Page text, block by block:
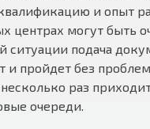
и опыт
центрах могут быть
ситуации подача
и пройдет без
раз
очереди.